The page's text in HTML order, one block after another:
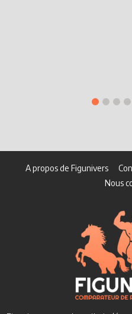
A propos de Figunivers
Nous